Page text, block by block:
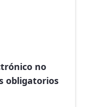
no
obligatorios